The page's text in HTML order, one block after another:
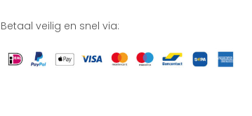
Betaal veilig en snel via: